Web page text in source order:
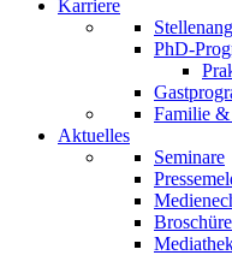
Karriere
PhD-
Familie
Aktuelles
Seminare